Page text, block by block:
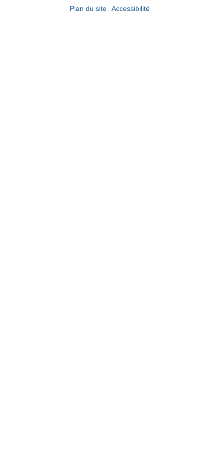
Plan du site Accessibilité